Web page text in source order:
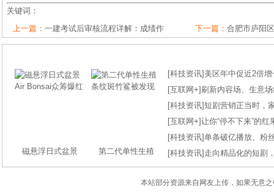
关键词：
上一篇： 一建考试后审核流程详解：成绩作 下一篇： 合肥市庐阳
磁悬浮日式盆景 第二代单性生殖
[科技资讯] 美区年中促近2倍
[互联网+] 刷新内容场、生意
[科技资讯]短剧营销正当时，
[互联网+]让你“停不下来”的
[科技资讯]单条破亿播放、粉
[科技资讯] 走向精品化的短剧
本站部分资源来自网友上传，如果无意